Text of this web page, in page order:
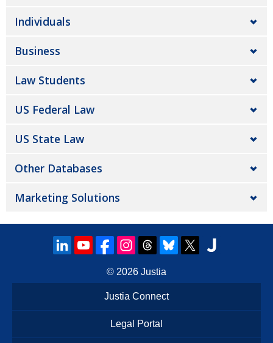
Individuals
Business
Law Students
US Federal Law
US State Law
Other Databases
Marketing Solutions
© 2026 Justia
Justia Connect
Legal Portal